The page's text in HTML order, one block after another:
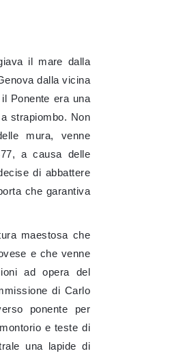
il mare dalla
dalla vicina
Ponente era una
strapiombo. Non
mura, venne
a causa delle
di abbattere
che garantiva
maestosa che
e che venne
ad opera del
di Carlo
ponente per
e teste di
una lapide di